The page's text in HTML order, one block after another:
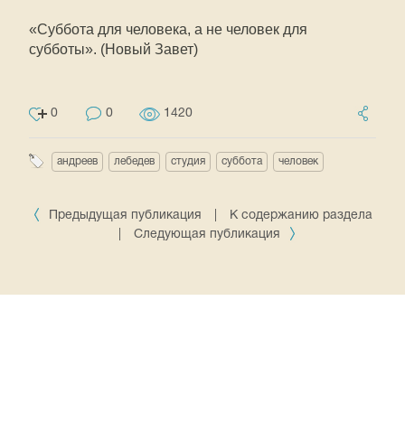
«Суббота для человека, а не человек для
субботы». (Новый Завет)
0 0 1420
андреев лебедев студия суббота человек
Предыдущая публикация
К содержанию раздела
Следующая публикация